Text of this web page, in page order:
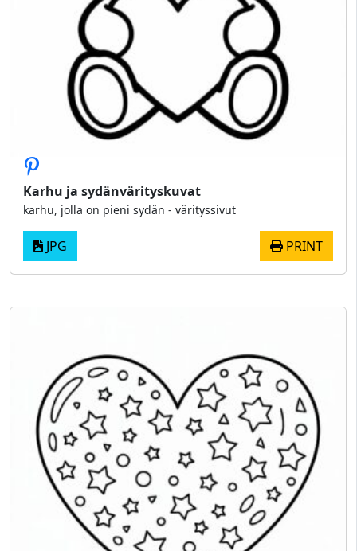
Karhu ja sydänvärityskuvat
karhu, jolla on pieni sydän - värityssivut
JPG PRINT